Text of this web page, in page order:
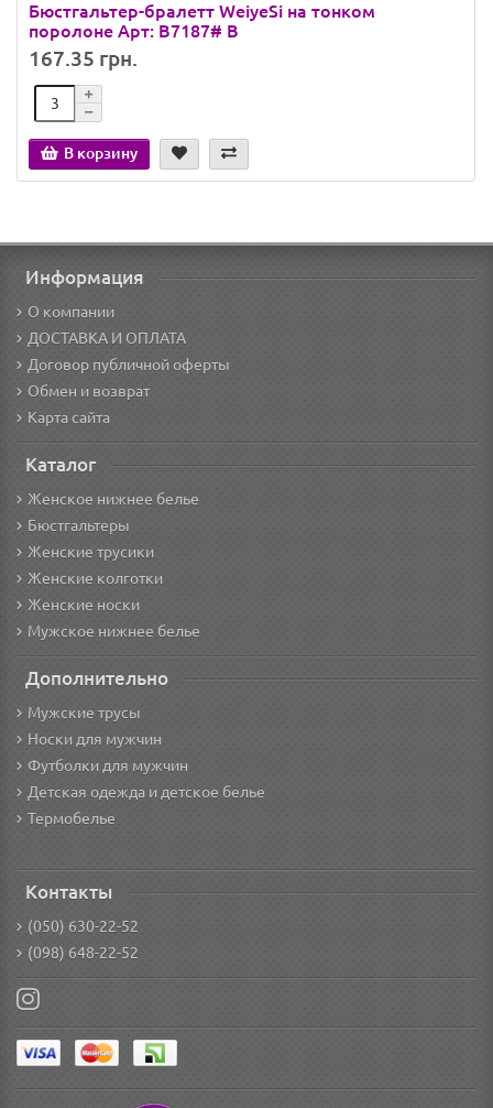
Бюстгальтер-бралетт WeiyeSi на тонком
поролоне Арт: B7187# B
167.35 грн.
В корзину
Информация
О компании
ДОСТАВКА И ОПЛАТА
Договор публичной оферты
Обмен и возврат
Карта сайта
Каталог
Женское нижнее белье
Бюстгальтеры
Женские трусики
Женские колготки
Женские носки
Мужское нижнее белье
Дополнительно
Мужские трусы
Носки для мужчин
Футболки для мужчин
Детская одежда и детское белье
Термобелье
Контакты
(050) 630-22-52
(098) 648-22-52